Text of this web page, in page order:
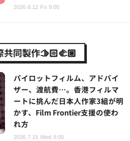
2026.6.12 Fri 9:00
共同製作🫱🏻‍🫲🏼
パイロットフィルム、アドバイ
ザー、渡航費…。香港フィルマ
ートに挑んだ日本人作家3組が明
かす、Film Frontier支援の使わ
れ方
2026.7.15 Wed 9:00